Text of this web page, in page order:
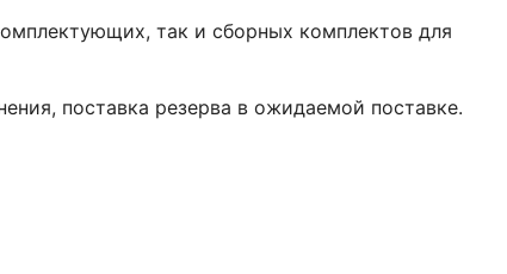
так и сборных комплектов для
поставка резерва в ожидаемой поставке.